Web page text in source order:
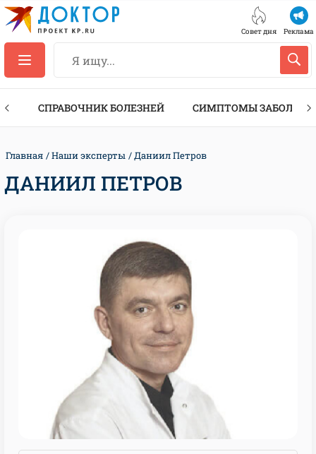
Совет дня Реклама
СПРАВОЧНИК БОЛЕЗНЕЙ СИМПТОМЫ
Главная Наши эксперты Даниил Петров
ДАНИИЛ ПЕТРОВ